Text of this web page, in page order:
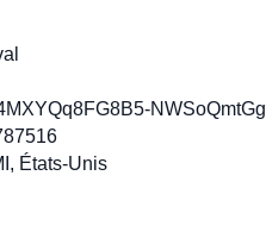
NWSoQmtGg
États-Unis